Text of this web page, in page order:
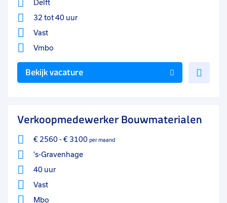
Delft
32 tot 40 uur
Vast
Vmbo
Bekijk vacature
Verkoopmedewerker Bouwmaterialen
€ 2560- € 3100 per maand
's-Gravenhage
40 uur
Vast
Mbo